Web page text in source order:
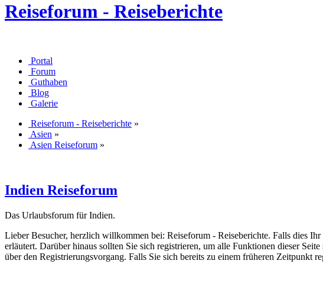
Reiseforum - Reiseberichte
Portal
Forum
Guthaben
Blog
Galerie
Reiseforum - Reiseberichte »
Asien »
Asien Reiseforum »
Indien Reiseforum
Das Urlaubsforum für Indien.
Lieber Besucher, herzlich willkommen bei: Reiseforum - Reiseberichte. Falls dies
erläutert. Darüber hinaus sollten Sie sich registrieren, um alle Funktionen dieser
über den Registrierungsvorgang. Falls Sie sich bereits zu einem früheren Zeitpunkt